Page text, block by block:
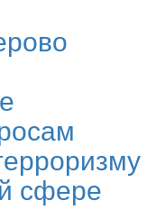
сфере